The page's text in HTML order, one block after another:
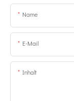
Name
E-Mail
Inhalt